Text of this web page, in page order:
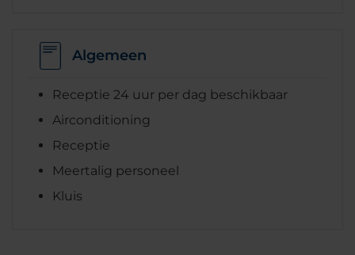
Algemeen
Receptie 24 uur per dag beschikbaar
Airconditioning
Receptie
Meertalig personeel
Kluis